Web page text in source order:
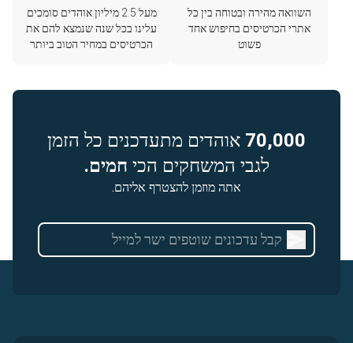
השוואה מהירה ובטוחה בין כל
אתרי הכרטיסים בחיפוש אחד
פשוט
מעל 2.5 מיליון אוהדים סומכים
עלינו בכל שנה שנמצא להם את
הכרטיסים במחיר הטוב ביותר
70,000 אוהדים מתעדכנים כל הזמן
לגבי המשחקים הכי חמים.
אתה מוזמן להצטרף אליהם.